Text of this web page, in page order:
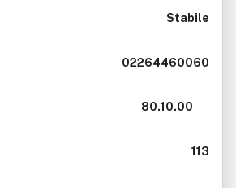
Stabile
02264460060
80.10.00
113